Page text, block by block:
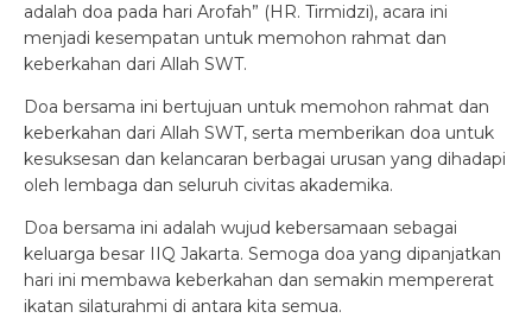
adalah doa pada hari Arofah” (HR. Tirmidzi), acara ini
menjadi kesempatan untuk memohon rahmat dan
keberkahan dari Allah SWT.
Doa bersama ini bertujuan untuk memohon rahmat dan
keberkahan dari Allah SWT, serta memberikan doa untuk
kesuksesan dan kelancaran berbagai urusan yang dihadapi
oleh lembaga dan seluruh civitas akademika.
Doa bersama ini adalah wujud kebersamaan sebagai
keluarga besar IIQ Jakarta. Semoga doa yang dipanjatkan
hari ini membawa keberkahan dan semakin mempererat
ikatan silaturahmi di antara kita semua.